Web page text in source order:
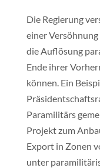
Die Regierung
einer
die Auflösung
Ende ihrer
können. Ein
Paramilitärs
Projekt zum
Export in Zonen
unter